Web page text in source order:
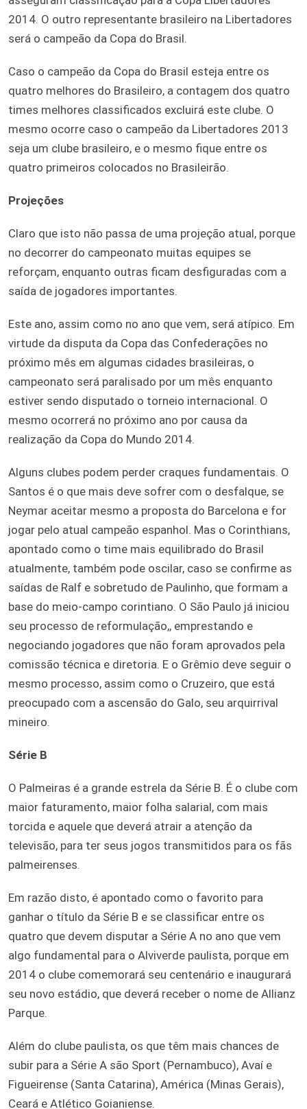
2014. O outro representante brasileiro na Libertadores
será o campeão da Copa do Brasil.
Caso o campeão da Copa do Brasil esteja entre os
quatro melhores do Brasileiro, a contagem dos quatro
times melhores classificados excluirá este clube. O
mesmo ocorre caso o campeão da Libertadores 2013
seja um clube brasileiro, e o mesmo fique entre os
quatro primeiros colocados no Brasileirão.
Projeções
Claro que isto não passa de uma projeção atual, porque
no decorrer do campeonato muitas equipes se
reforçam, enquanto outras ficam desfiguradas com a
saída de jogadores importantes.
Este ano, assim como no ano que vem, será atípico. Em
virtude da disputa da Copa das Confederações no
próximo mês em algumas cidades brasileiras, o
campeonato será paralisado por um mês enquanto
estiver sendo disputado o torneio internacional. O
mesmo ocorrerá no próximo ano por causa da
realização da Copa do Mundo 2014.
Alguns clubes podem perder craques fundamentais. O
Santos é o que mais deve sofrer com o desfalque, se
Neymar aceitar mesmo a proposta do Barcelona e for
jogar pelo atual campeão espanhol. Mas o Corinthians,
apontado como o time mais equilibrado do Brasil
atualmente, também pode oscilar, caso se confirme as
saídas de Ralf e sobretudo de Paulinho, que formam a
base do meio-campo corintiano. O São Paulo já iniciou
seu processo de reformulação,, emprestando e
negociando jogadores que não foram aprovados pela
comissão técnica e diretoria. E o Grêmio deve seguir o
mesmo processo, assim como o Cruzeiro, que está
preocupado com a ascensão do Galo, seu arquirrival
mineiro.
Série B
O Palmeiras é a grande estrela da Série B. É o clube com
maior faturamento, maior folha salarial, com mais
torcida e aquele que deverá atrair a atenção da
televisão, para ter seus jogos transmitidos para os fãs
palmeirenses.
Em razão disto, é apontado como o favorito para
ganhar o título da Série B e se classificar entre os
quatro que devem disputar a Série A no ano que vem
algo fundamental para o Alviverde paulista, porque em
2014 o clube comemorará seu centenário e inaugurará
seu novo estádio, que deverá receber o nome de Allianz
Parque.
Além do clube paulista, os que têm mais chances de
subir para a Série A são Sport (Pernambuco), Avaí e
Figueirense (Santa Catarina), América (Minas Gerais),
Ceará e Atlético Goianiense.